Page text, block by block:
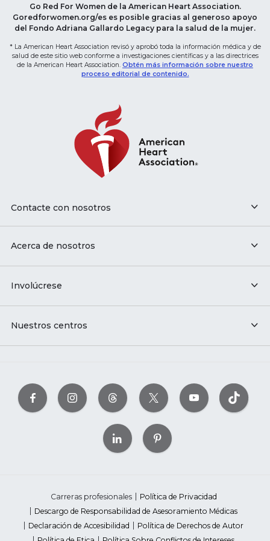
Go Red For Women de la American Heart Association.
Goredforwomen.org/es es posible gracias al generoso apoyo
del Fondo Adriana Gallardo Legacy para la salud de la mujer.
* La American Heart Association revisó y aprobó toda la información médica y de
salud de este sitio web conforme a investigaciones científicas y a las directrices
de la American Heart Association. Obtén más información sobre nuestro
proceso editorial de contenido.
Contacte con nosotros
Acerca de nosotros
Involúcrese
Nuestros centros
Carreras profesionales
Política de Privacidad
Descargo de Responsabilidad de Asesoramiento Médicas
Declaración de Accesibilidad
Política de Derechos de Autor